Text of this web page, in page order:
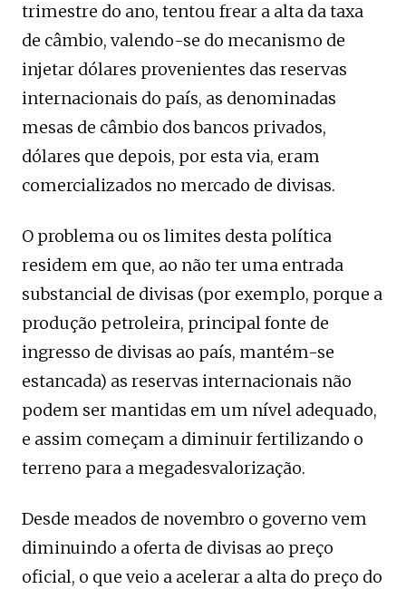
trimestre do ano, tentou frear a alta da taxa
de câmbio, valendo-se do mecanismo de
injetar dólares provenientes das reservas
internacionais do país, as denominadas
mesas de câmbio dos bancos privados,
dólares que depois, por esta via, eram
comercializados no mercado de divisas.
O problema ou os limites desta política
residem em que, ao não ter uma entrada
substancial de divisas (por exemplo, porque a
produção petroleira, principal fonte de
ingresso de divisas ao país, mantém-se
estancada) as reservas internacionais não
podem ser mantidas em um nível adequado,
e assim começam a diminuir fertilizando o
terreno para a megadesvalorização.
Desde meados de novembro o governo vem
diminuindo a oferta de divisas ao preço
oficial, o que veio a acelerar a alta do preço do